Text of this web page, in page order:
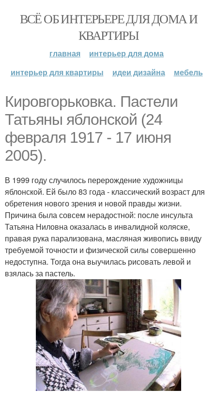
ВСЁ ОБ ИНТЕРЬЕРЕ ДЛЯ ДОМА И
КВАРТИРЫ
главная
интерьер для дома
интерьер для квартиры
идеи дизайна мебель
Кировгорьковка. Пастели
Татьяны яблонской (24
февраля 1917 - 17 июня
2005).
В 1999 году случилось перерождение художницы
яблонской. Ей было 83 года - классический возраст для
обретения нового зрения и новой правды жизни.
Причина была совсем нерадостной: после инсульта
Татьяна Ниловна оказалась в инвалидной коляске,
правая рука парализована, масляная живопись ввиду
требуемой точности и физической силы совершенно
недоступна. Тогда она выучилась рисовать левой и
взялась за пастель.